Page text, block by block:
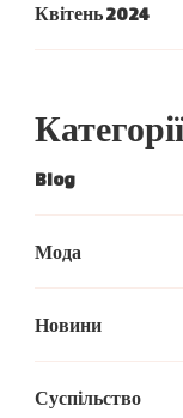
Квітень 2024
Категорії
Blog
Мода
Новини
Суспільство